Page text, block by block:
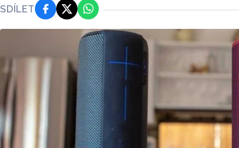
SDÍLET
FacebookPlatforma X
WhatsApp